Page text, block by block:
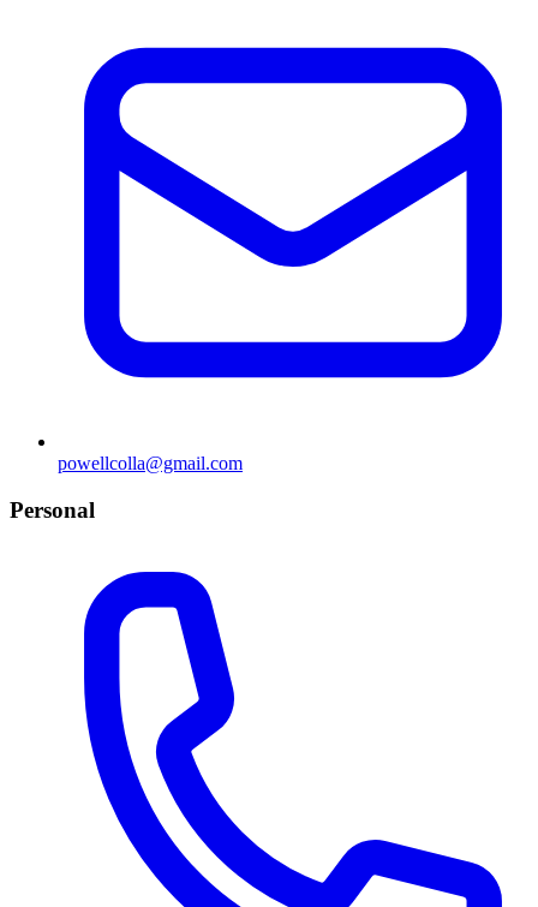
powellcolla@gmail.com
Personal